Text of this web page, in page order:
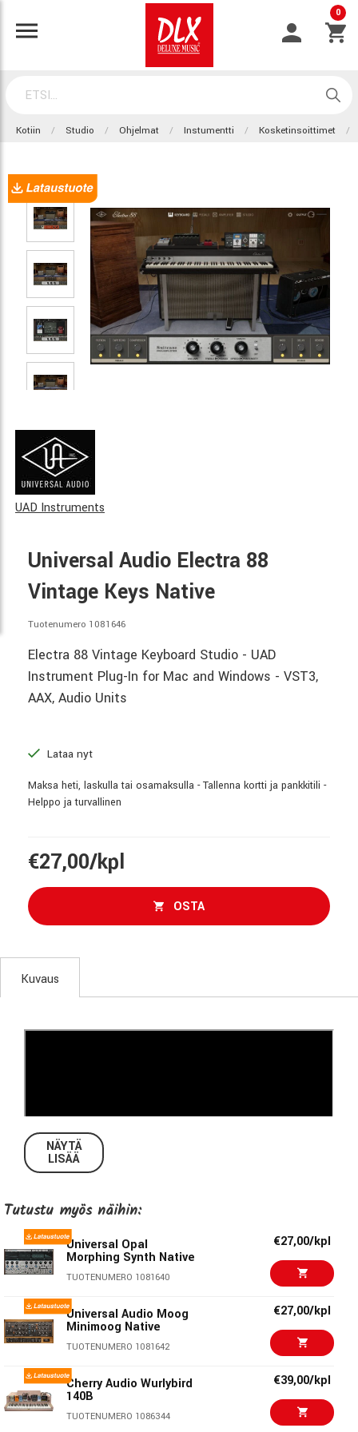
0
Kotiin Studio Ohjelmat Instumentti Kosketinsoittimet
UAD Instruments
Universal Audio Electra 88
Vintage Keys Native
Tuotenumero 1081646
Electra 88 Vintage Keyboard Studio - UAD
Instrument Plug-In for Mac and Windows - VST3,
AAX, Audio Units
Lataa nyt
Maksa heti, laskulla tai osamaksulla - Tallenna kortti ja pankkitili -
Helppo ja turvallinen
€27,00/kpl
OSTA
Kuvaus
UAD Native Instrument Runs on your Mac or PC
without UA hardware.
Add the rich timbre of a perfectly modeled 1974 Rhodes
Eighty Eight Suitcase Mark 1* electric piano to your
productions
Immerse yourself in a curated analog studio packed with
vintage mics, classic amps, and more
Create pro sounds with legendary rack effects and
stompbox emulations
NÄYTÄ
LISÄÄ
Tutustu myös näihin:
Universal Opal
Morphing Synth Native
TUOTENUMERO 1081640
€27,00/kpl
Universal Audio Moog
Minimoog Native
TUOTENUMERO 1081642
€27,00/kpl
Cherry Audio Wurlybird
140B
TUOTENUMERO 1086344
€39,00/kpl